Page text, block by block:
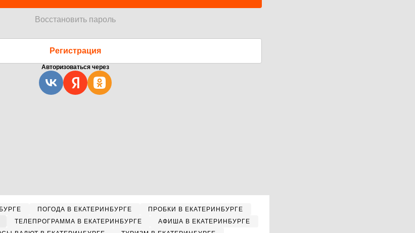
Восстановить пароль
Регистрация
Авторизоваться через
ПОГОДА В ЕКАТЕРИНБУРГЕ
ПРОБКИ В ЕКАТЕРИНБУРГЕ
ТЕЛЕПРОГРАММА В ЕКАТЕРИНБУРГЕ
АФИША В ЕКАТЕРИНБУРГЕ